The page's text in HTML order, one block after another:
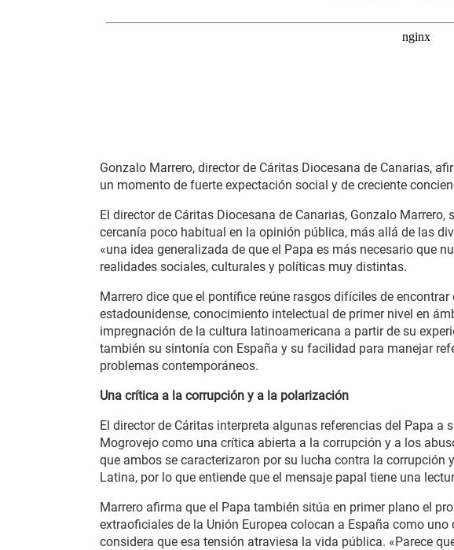
Gonzalo Marrero, director de Cáritas Diocesana de Canarias,
un momento de fuerte expectación social y de creciente
El director de Cáritas Diocesana de Canarias, Gonzalo
cercanía poco habitual en la opinión pública, más allá de las
«una idea generalizada de que el Papa es más necesario que
realidades sociales, culturales y políticas muy distintas.
Marrero dice que el pontífice reúne rasgos difíciles de
estadounidense, conocimiento intelectual de primer nivel en
impregnación de la cultura latinoamericana a partir de su
también su sintonía con España y su facilidad para manejar
problemas contemporáneos.
Una crítica a la corrupción y a la polarización
El director de Cáritas interpreta algunas referencias del Papa
Mogrovejo como una crítica abierta a la corrupción y a los
que ambos se caracterizaron por su lucha contra la corrupción
Latina, por lo que entiende que el mensaje papal tiene una
Marrero afirma que el Papa también sitúa en primer plano el
extraoficiales de la Unión Europea colocan a España como
considera que esa tensión atraviesa la vida pública. «Parece